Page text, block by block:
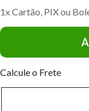
1x Cartão, PIX ou
Calcule o Frete